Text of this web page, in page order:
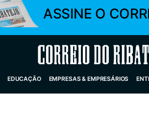
ASSINE O
Correio do Ribatejo
EDUCAÇÃO EMPRESAS & EMPRESÁRIOS